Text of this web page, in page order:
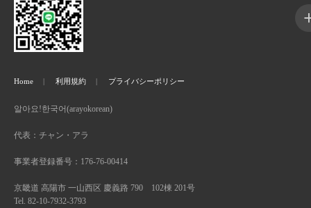
Home 利用規約 プライバシーポリシー
알아요!한국어(arayokorean)
代表：チャン・アラ
事業者登録番号：176-76-00414
京畿道 高陽市 一山西区 慶義路 790 102棟 201号
Tel. 82-10-7932-3793